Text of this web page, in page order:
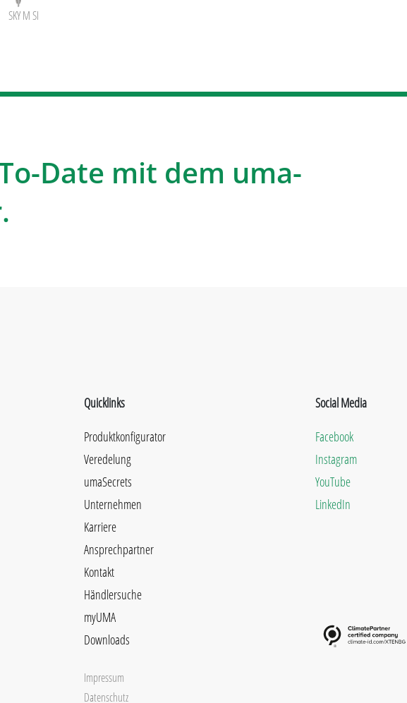
SKY M SI
Date mit dem uma-
Quicklinks
Produktkonfigurator
Veredelung
umaSecrets
Unternehmen
Karriere
Ansprechpartner
Kontakt
Händlersuche
myUMA
Downloads
Impressum
Datenschutz
Social Media
Facebook
Instagram
YouTube
LinkedIn